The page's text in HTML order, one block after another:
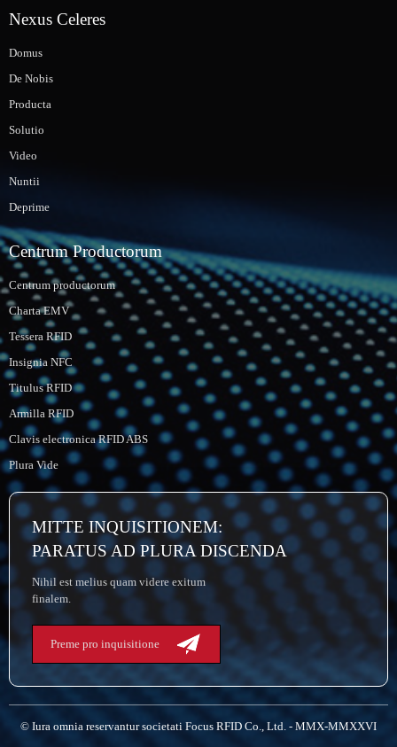
Nexus Celeres
Domus
De Nobis
Producta
Solutio
Video
Nuntii
Deprime
Centrum Productorum
Centrum productorum
Charta EMV
Tessera RFID
Insignia NFC
Titulus RFID
Armilla RFID
Clavis electronica RFID ABS
Plura Vide
MITTE INQUISITIONEM:
PARATUS AD PLURA DISCENDA
Nihil est melius quam videre exitum
finalem.
Preme pro inquisitione
© Iura omnia reservantur societati Focus RFID Co., Ltd. - MMX-MMXXVI